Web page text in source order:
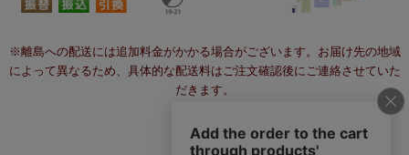
※離島への配送には追加料金がかかる場合がございます。お届け先の地域
によって異なるため、具体的な配送料はご注文確認後にご連絡させていた
だきます。